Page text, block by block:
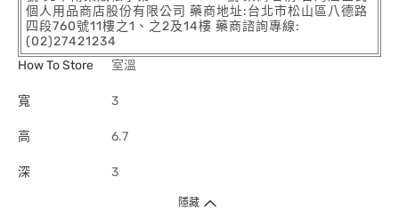
個人用品商店股份有限公司 藥商地址:台北市松山區八德路
四段760號11樓之1、之2及14樓 藥商諮詢專線:
(02)27421234
How To Store
室溫
寬 3
高 6.7
深 3
隱藏